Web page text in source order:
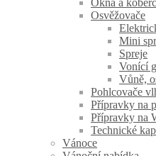
Okna a
Osvěžovače
Mini
Spreje
Vonící
Vůně,
Pohlcovače
Přípravky na
Přípravky na
Technické
Vánoce